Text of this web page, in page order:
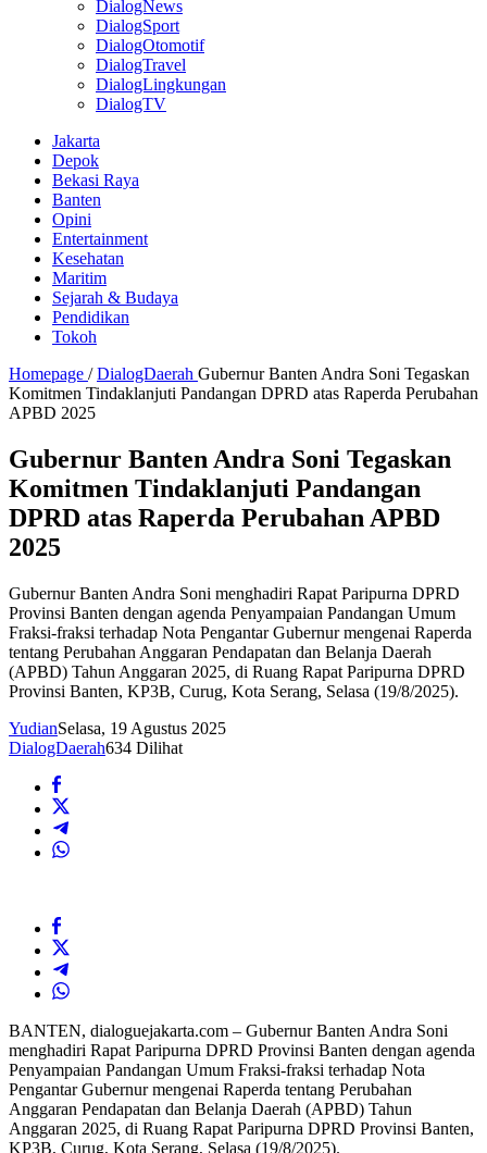
DialogNews
DialogSport
DialogOtomotif
DialogTravel
DialogLingkungan
DialogTV
Jakarta
Depok
Bekasi Raya
Banten
Opini
Entertainment
Kesehatan
Maritim
Sejarah & Budaya
Pendidikan
Tokoh
Homepage / DialogDaerah Gubernur Banten Andra Soni Tegaskan
Komitmen Tindaklanjuti Pandangan DPRD atas Raperda Perubahan
APBD 2025
Gubernur Banten Andra Soni Tegaskan
Komitmen Tindaklanjuti Pandangan
DPRD atas Raperda Perubahan APBD
2025
Gubernur Banten Andra Soni menghadiri Rapat Paripurna DPRD
Provinsi Banten dengan agenda Penyampaian Pandangan Umum
Fraksi-fraksi terhadap Nota Pengantar Gubernur mengenai Raperda
tentang Perubahan Anggaran Pendapatan dan Belanja Daerah
(APBD) Tahun Anggaran 2025, di Ruang Rapat Paripurna DPRD
Provinsi Banten, KP3B, Curug, Kota Serang, Selasa (19/8/2025).
YudianSelasa, 19 Agustus 2025
DialogDaerah634 Dilihat
BANTEN, dialoguejakarta.com – Gubernur Banten Andra Soni
menghadiri Rapat Paripurna DPRD Provinsi Banten dengan agenda
Penyampaian Pandangan Umum Fraksi-fraksi terhadap Nota
Pengantar Gubernur mengenai Raperda tentang Perubahan
Anggaran Pendapatan dan Belanja Daerah (APBD) Tahun
Anggaran 2025, di Ruang Rapat Paripurna DPRD Provinsi Banten,
KP3B, Curug, Kota Serang, Selasa (19/8/2025).